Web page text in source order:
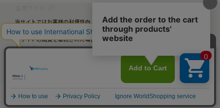
カートに入れる
© BørneLund Corporation. All Rights Reserved.
当サイトではお客様の利便性向上のための情報提供、サービス改善のための分
析を目的としてCookieを使用しています。
当サイトの閲覧を継続された場合、Cookieの使用にご同意いただいたものとみ
なします。
をご確認ください。